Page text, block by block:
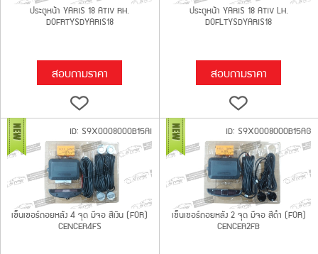
ประตูหน้า YARIS 18 ATIV RH.
DOFRTYSDYARIS18
สอบถามราคา
ประตูหน้า YARIS 18 ATIV LH.
DOFLTYSDYARIS18
สอบถามราคา
ID: S9X0008000B15AI
เซ็นเซอร์ถอยหลัง 4 จุด มีจอ สีเงิน (FOR)
CENCER4FS
ID: S9X0008000B15AG
เซ็นเซอร์ถอยหลัง 2 จุด มีจอ สีดำ (FOR)
CENCER2FB